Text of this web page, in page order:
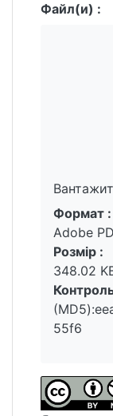
Файл(и) :
Формат :
Adobe
Розмір :
348.02
55f6